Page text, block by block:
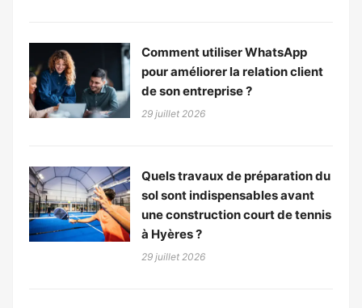
Comment utiliser WhatsApp
pour améliorer la relation client
de son entreprise ?
29 juillet 2026
Quels travaux de préparation du
sol sont indispensables avant
une construction court de tennis
à Hyères ?
29 juillet 2026